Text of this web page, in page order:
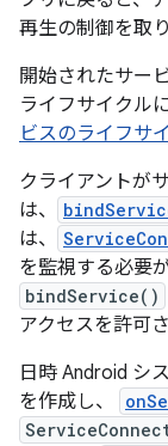
再生の制御を取
開始されたサー
ライフサイクル
ビスのライフサ
クライアントが
は、
は、
を監視する必要
bindService()
アクセスを許可
日時 Android シ
を作成し、